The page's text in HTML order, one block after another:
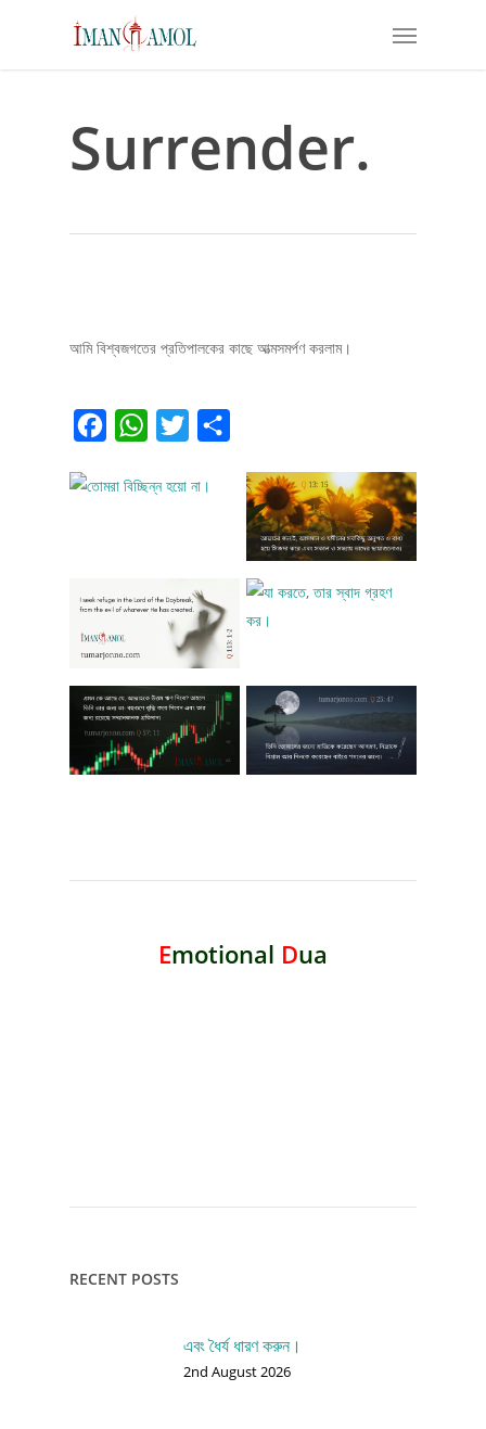
Menu
Surrender.
আমি বিশ্বজগতের প্রতিপালকের কাছে আত্মসমর্পণ করলাম।
FacebookWhatsApp
Twitter
Emotional Dua
RECENT POSTS
এবং ধৈর্য ধারণ করুন।
2nd August 2026